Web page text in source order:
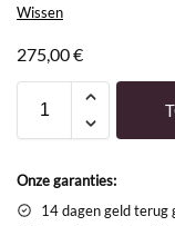
Wissen
275,00€
Onze garanties:
14 dagen geld terug